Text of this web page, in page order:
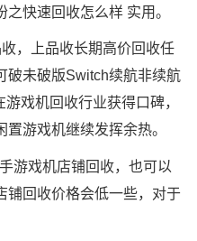
快速回收怎么样 实用。
，上品收长期高价回收任
破未破版Switch续航非续航
戏机回收行业获得口碑，
游戏机继续发挥余热。
游戏机店铺回收，也可以
铺回收价格会低一些，对于